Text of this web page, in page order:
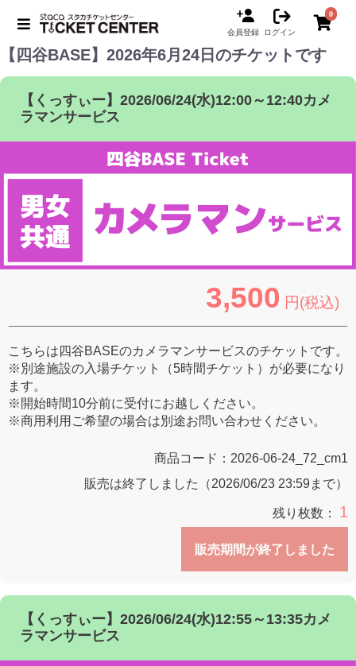
会員登録 ログイン
0
【四谷BASE】2026年6月24日のチケットです
【くっすぃー】2026/06/24(水)12:00～12:40カメ
ラマンサービス
3,500 円(税込)
こちらは四谷BASEのカメラマンサービスのチケットです。
※別途施設の入場チケット（5時間チケット）が必要になり
ます。
※開始時間10分前に受付にお越しください。
※商用利用ご希望の場合は別途お問い合わせください。
商品コード： 2026-06-24_72_cm1
販売は終了しました（2026/06/23 23:59まで）
残り枚数： 1
販売期間が終了しました
【くっすぃー】2026/06/24(水)12:55～13:35カメ
ラマンサービス